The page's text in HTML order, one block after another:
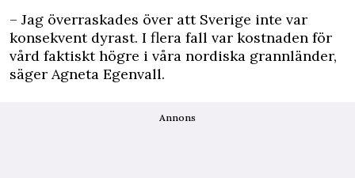
– Jag överraskades över att Sverige inte var
konsekvent dyrast. I flera fall var kostnaden för
vård faktiskt högre i våra nordiska grannländer,
säger Agneta Egenvall.
Annons